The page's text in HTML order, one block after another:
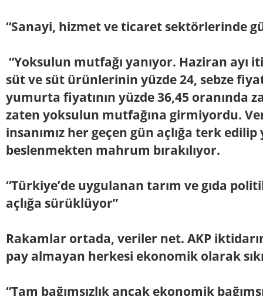
“Sanayi, hizmet ve ticaret sektörlerinde
“Yoksulun mutfağı yanıyor. Haziran ayı
süt ve süt ürünlerinin yüzde 24, sebze
yumurta fiyatının yüzde 36,45 oranında
zaten yoksulun mutfağına girmiyordu.
insanımız her geçen gün açlığa terk
beslenmekten mahrum bırakılıyor.
“Türkiye’de uygulanan tarım ve gıda
açlığa sürüklüyor”
Rakamlar ortada, veriler net. AKP
pay almayan herkesi ekonomik olarak
“Tam bağımsızlık ancak ekonomik